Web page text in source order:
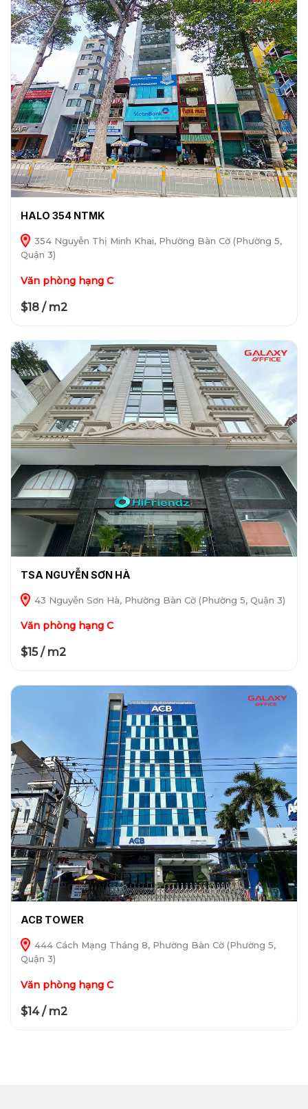
HALO 354 NTMK
354 Nguyễn Thị Minh Khai, Phường Bàn Cờ (Phường 5,
Quận 3)
Văn phòng hạng C
$18 / m2
TSA NGUYỄN SƠN HÀ
43 Nguyễn Sơn Hà, Phường Bàn Cờ (Phường 5, Quận 3)
Văn phòng hạng C
$15 / m2
ACB TOWER
444 Cách Mạng Tháng 8, Phường Bàn Cờ (Phường 5,
Quận 3)
Văn phòng hạng C
$14 / m2